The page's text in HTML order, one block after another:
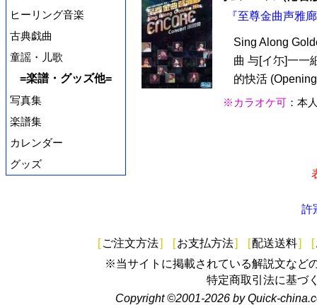
ヒーリング音楽
古典戯曲
童謡・儿歌
=楽譜・グッズ他=
写真集
楽譜集
カレンダー
グッズ
『至尊金曲声雅
Sing Along
曲 与[イ尓]一一
的快活
※カラオケ可 ：本
許
[ ご注文方法] [お支払方法] [配送送料] [
※当サイトに掲載されている解説文など
特定商取引法に基づ
Copyright ©2001-2026 by Quick-